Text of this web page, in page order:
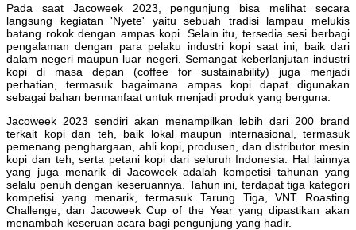
Pada saat Jacoweek 2023, pengunjung bisa melihat secara
langsung kegiatan 'Nyete' yaitu sebuah tradisi lampau melukis
batang rokok dengan ampas kopi. Selain itu, tersedia sesi berbagi
pengalaman dengan para pelaku industri kopi saat ini, baik dari
dalam negeri maupun luar negeri. Semangat keberlanjutan industri
kopi di masa depan (coffee for sustainability) juga menjadi
perhatian, termasuk bagaimana ampas kopi dapat digunakan
sebagai bahan bermanfaat untuk menjadi produk yang berguna.
Jacoweek 2023 sendiri akan menampilkan lebih dari 200 brand
terkait kopi dan teh, baik lokal maupun internasional, termasuk
pemenang penghargaan, ahli kopi, produsen, dan distributor mesin
kopi dan teh, serta petani kopi dari seluruh Indonesia. Hal lainnya
yang juga menarik di Jacoweek adalah kompetisi tahunan yang
selalu penuh dengan keseruannya. Tahun ini, terdapat tiga kategori
kompetisi yang menarik, termasuk Tarung Tiga, VNT Roasting
Challenge, dan Jacoweek Cup of the Year yang dipastikan akan
menambah keseruan acara bagi pengunjung yang hadir.